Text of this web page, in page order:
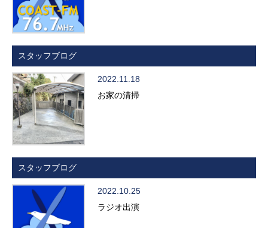
スタッフブログ
2022.11.18
お家の清掃
スタッフブログ
2022.10.25
ラジオ出演